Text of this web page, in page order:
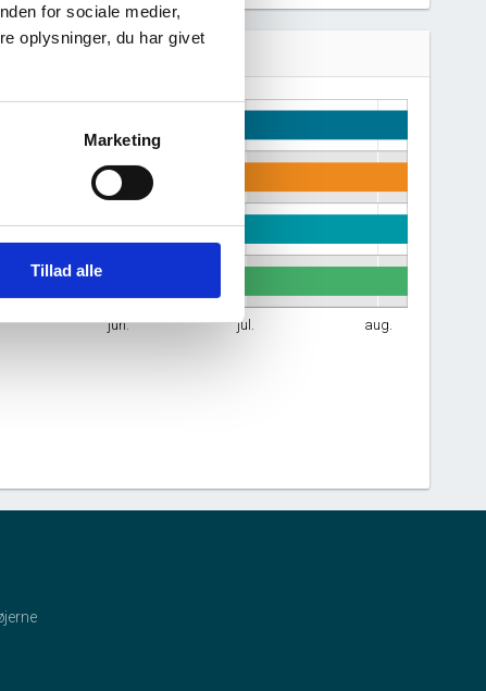
for sociale medier,
oplysninger, du har givet
Marketing
Tillad alle
jun. jul. aug.